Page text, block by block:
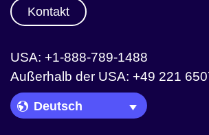
Kontakt
USA: +1-888-789-1488
Außerhalb der USA: +49 221
Language Picker